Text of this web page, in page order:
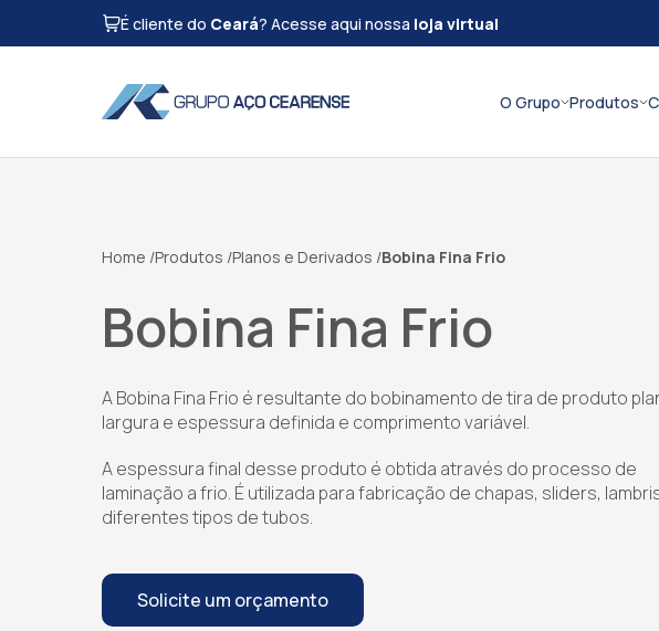
É cliente do Ceará? Acesse aqui nossa loja virtual
O Grupo Produtos
Home Produtos Planos e Derivados Bobina Fina Frio
Bobina Fina Frio
A Bobina Fina Frio é resultante do bobinamento de tira de produto
largura e espessura definida e comprimento variável.
A espessura final desse produto é obtida através do processo de
laminação a frio. É utilizada para fabricação de chapas, sliders,
diferentes tipos de tubos.
Solicite um orçamento